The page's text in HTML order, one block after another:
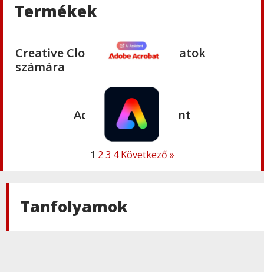
Termékek
,Adobe(creative)
Creative Cloud Pro Plus csapatok
számára
Adobe(creative)
Acrobat AI Assistant
1 2 3 4 Következő »
Tanfolyamok